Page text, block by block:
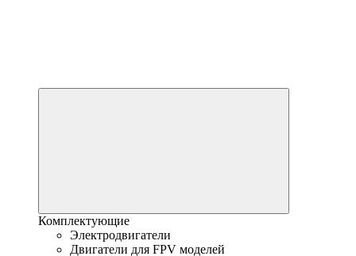
Комплектующие
Электродвигатели
Двигатели для FPV моделей